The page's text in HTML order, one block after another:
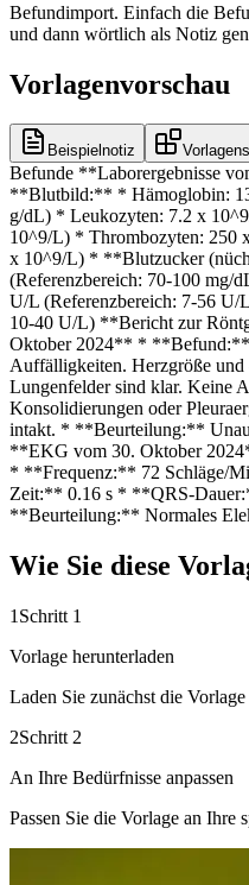
Befundimport. Einfach die
und dann wörtlich als Notiz
Vorlagenvorschau
Beispielnotiz
Befunde **Laborergebnisse
**Blutbild:** * Hämoglobin:
g/dL) * Leukozyten: 7.2 x
10^9/L) * Thrombozyten: 250
x 10^9/L) * **Blutzucker
(Referenzbereich: 70-100
U/L (Referenzbereich: 7-56
10-40 U/L) **Bericht zur
Oktober 2024** * **Befund:**
Auffälligkeiten. Herzgröße
Lungenfelder sind klar. Keine
Konsolidierungen oder
intakt. * **Beurteilung:**
**EKG vom 30. Oktober
* **Frequenz:** 72 Schläge/
Zeit:** 0.16 s * **QRS-
**Beurteilung:** Normales
Wie Sie diese
1 Schritt 1
Vorlage herunterladen
Laden Sie zunächst die
2Schritt 2
An Ihre Bedürfnisse anpassen
Passen Sie die Vorlage an Ihre